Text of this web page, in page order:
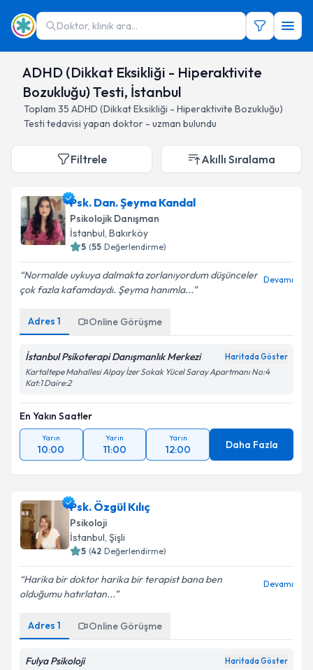
Doktor, klinik ara...
ADHD (Dikkat Eksikliği - Hiperaktivite
Bozukluğu) Testi, İstanbul
Toplam 35 ADHD (Dikkat Eksikliği - Hiperaktivite Bozukluğu)
Testi tedavisi yapan doktor - uzman bulundu
Filtrele Akıllı Sıralama
Psk. Dan. Şeyma Kandal
Psikolojik Danışman
İstanbul, Bakırköy
5 (55 Değerlendirme)
Normalde uykuya dalmakta zorlanıyordum düşünceler
çok fazla kafamdaydı. Şeyma hanımla...
Devamı
Adres 1 Online Görüşme
İstanbul Psikoterapi Danışmanlık Merkezi Haritada Göster
Kartaltepe Mahallesi Alpay İzer Sokak Yücel Saray Apartmanı No:4
Kat:1 Daire:2
En Yakın Saatler
Yarın
10:00
Yarın
11:00
Yarın
12:00 Daha Fazla
Psk. Özgül Kılıç
Psikoloji
İstanbul, Şişli
5 (42 Değerlendirme)
Harika bir doktor harika bir terapist bana ben
olduğumu hatırlatan...
Devamı
Adres 1 Online Görüşme
Fulya Psikoloji Haritada Göster